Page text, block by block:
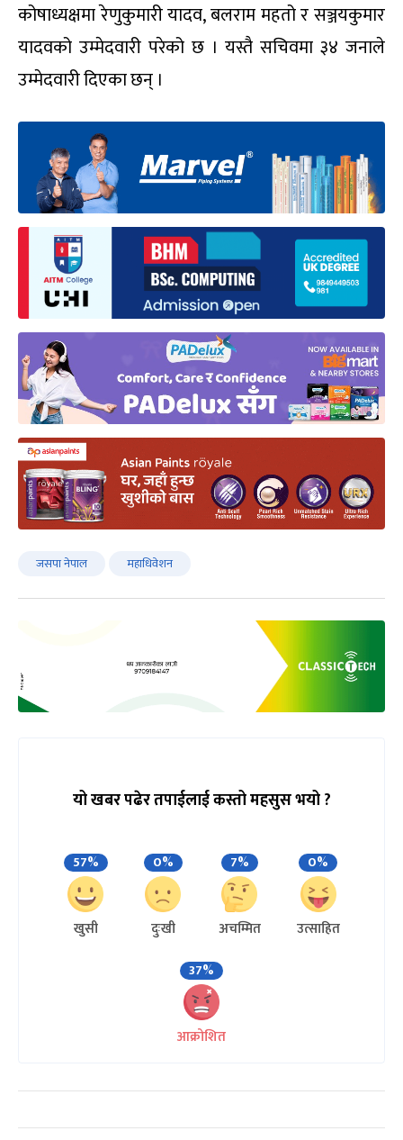
कोषाध्यक्षमा रेणुकुमारी यादव, बलराम महतो र सञ्जयकुमार
यादवको उम्मेदवारी परेको छ । यस्तै सचिवमा ३४ जनाले
उम्मेदवारी दिएका छन् ।
जसपा नेपाल महाधिवेशन
यो खबर पढेर तपाईलाई कस्तो महसुस भयो ?
57%
खुसी
0%
दुःखी
7%
अचम्मित
0%
उत्साहित
37%
आक्रोशित